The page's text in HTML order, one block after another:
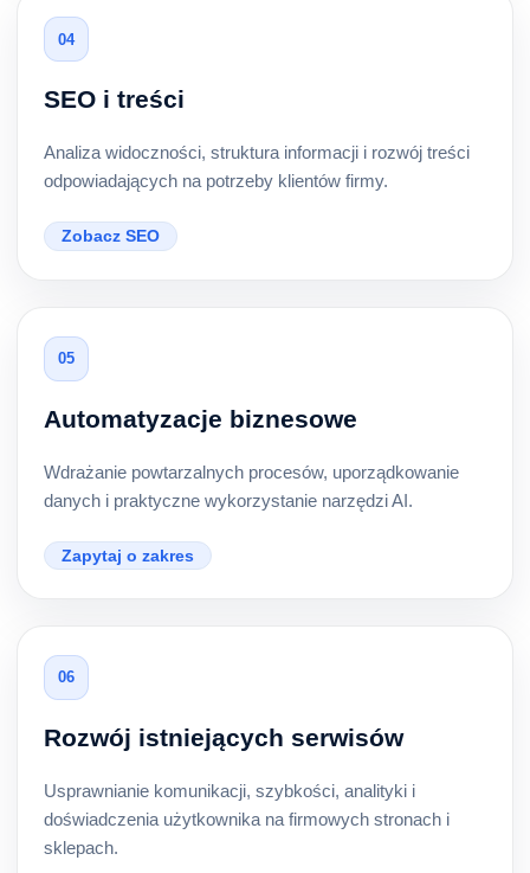
04
SEO i treści
Analiza widoczności, struktura informacji i rozwój treści
odpowiadających na potrzeby klientów firmy.
Zobacz SEO
05
Automatyzacje biznesowe
Wdrażanie powtarzalnych procesów, uporządkowanie
danych i praktyczne wykorzystanie narzędzi AI.
Zapytaj o zakres
06
Rozwój istniejących serwisów
Usprawnianie komunikacji, szybkości, analityki i
doświadczenia użytkownika na firmowych stronach i
sklepach.